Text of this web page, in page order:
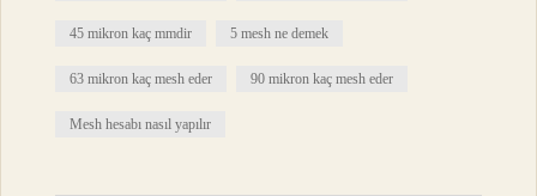
45 mikron kaç mmdir 5 mesh ne demek
63 mikron kaç mesh eder 90 mikron kaç mesh eder
Mesh hesabı nasıl yapılır